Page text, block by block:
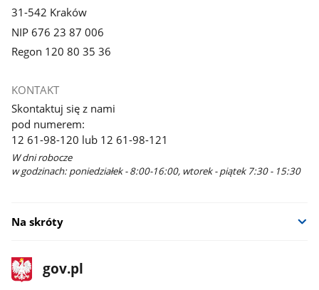
31-542 Kraków
NIP 676 23 87 006
Regon 120 80 35 36
KONTAKT
Skontaktuj się z nami
pod numerem:
12 61-98-120 lub 12 61-98-121
W dni robocze
w godzinach: poniedziałek - 8:00-16:00, wtorek - piątek 7:30 - 15:30
Na skróty
stopka
gov.pl
Strona
gov.pl